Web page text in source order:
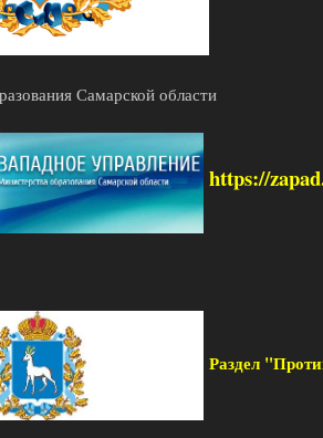
Самарской области
https://
Раздел